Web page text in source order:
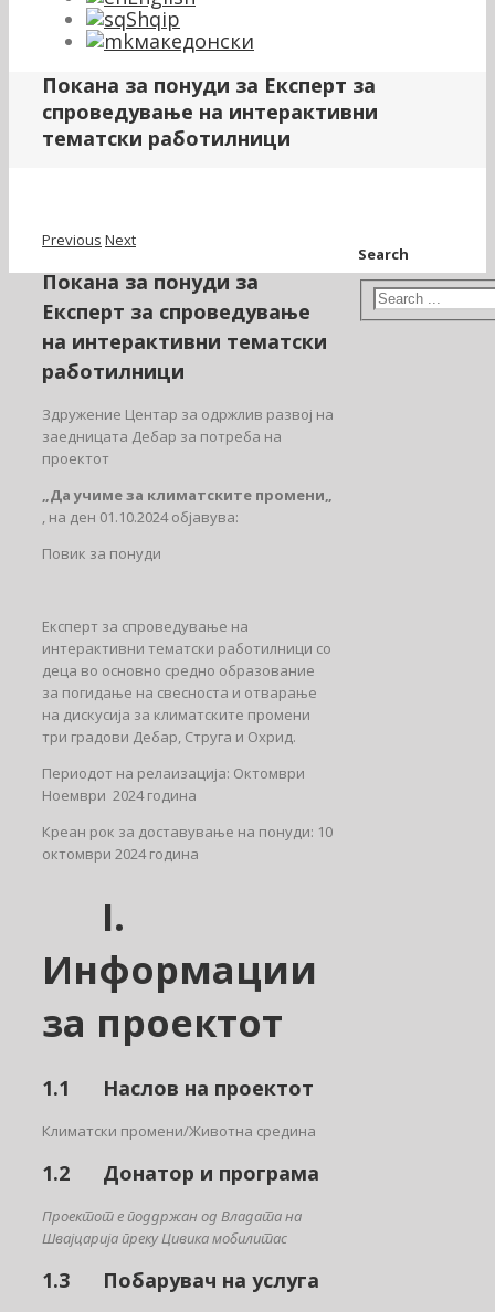
Shqip
македонски
Покана за понуди за Експерт за
спроведување на интерактивни
тематски работилници
Previous Next
Покана за понуди за
Експерт за спроведување
на интерактивни тематски
работилници
Здружение Центар за одржлив развој на
заедницата Дебар за потреба на
проектот
„Да учиме за климатските промени„
, на ден 01.10.2024 објавува:
Повик за понуди
Експерт за спроведување на
интерактивни тематски работилници со
деца во основно средно образование
за погидање на свесноста и отварање
на дискусија за климатските промени
три градови Дебар, Струга и Охрид.
Периодот на релаизација: Октомври
Ноември 2024 година
Креан рок за доставување на понуди: 10
октомври 2024 година
I.
Информации
за проектот
1.1 Наслов на проектот
Климатски промени/Животна средина
1.2 Донатор и програма
Проектот е поддржан од Владата на
Швајцарија преку Цивика мобилитас
1.3 Побарувач на услуга
Search